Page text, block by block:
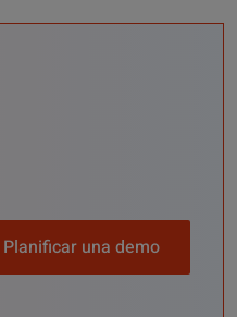
Planificar una demo